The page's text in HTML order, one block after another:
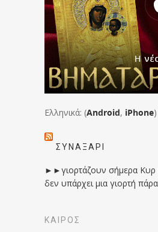
Ελληνικά: (Android, iPhone)
ΣΥΝΑΞΆΡΙ
►►γιορτάζουν σήμερα Κυρ
δεν υπάρχει μια γιορτή
ΚΑΙΡΟΣ